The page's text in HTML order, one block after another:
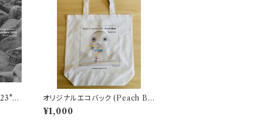
/
オリジナルエコバック (Peach Blu
e - Beach Combing 2021)
¥1,000